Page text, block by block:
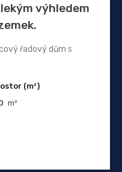
výhledem
řadový dům s
(m²)
m²